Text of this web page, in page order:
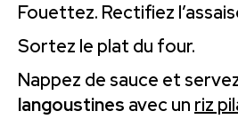
Fouettez. Rectifiez
Sortez le plat du four.
Nappez de sauce et
langoustines avec un riz